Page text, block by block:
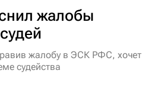
жалобы
жалобу в ЭСК РФС, хочет
судейства